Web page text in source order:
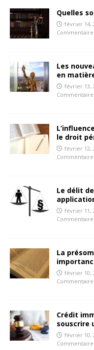
Quelles
février 14,
Les
en
février 13,
le droit
février 12,
Le délit
février 11,
La
février 10,
Crédit
souscrire
février 10,